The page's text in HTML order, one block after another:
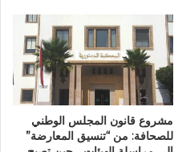
مشروع قانون المجلس الوطني
للصحافة: من “تنسيق المعارضة”